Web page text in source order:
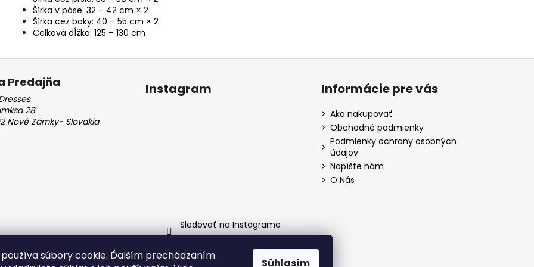
súbory cookie. Ďalším prechádzaním
Súhlasím
Šírka v páse: 32 – 42 cm × 2
Šírka cez boky: 40 – 55 cm × 2
Celková dĺžka: 125 – 130 cm
Predajňa
28
Nové Zámky- Slovakia
Instagram
Sledovať na Instagrame
Informácie pre vás
Ako nakupovať
Obchodné podmienky
Podmienky ochrany osobných
údajov
Napíšte nám
O Nás